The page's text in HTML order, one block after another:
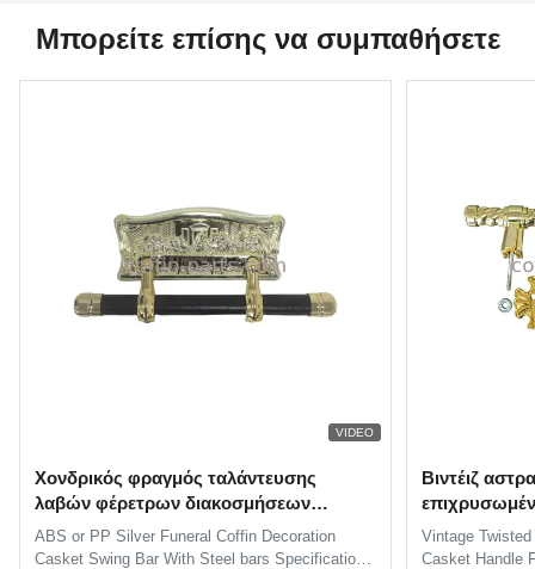
Μπορείτε επίσης να συμπαθήσετε
VIDEO
Χονδρικός φραγμός ταλάντευσης
λαβών φέρετρων διακοσμήσεων
φέρετρων, προμηθευτές λαβών
φέρετρων
ABS or PP Silver Funeral Coffin Decoration
Casket Swing Bar With Steel bars Specification:
Βιντέιζ
φέρετρος
τράβηξε
Vintage
Casket Handle